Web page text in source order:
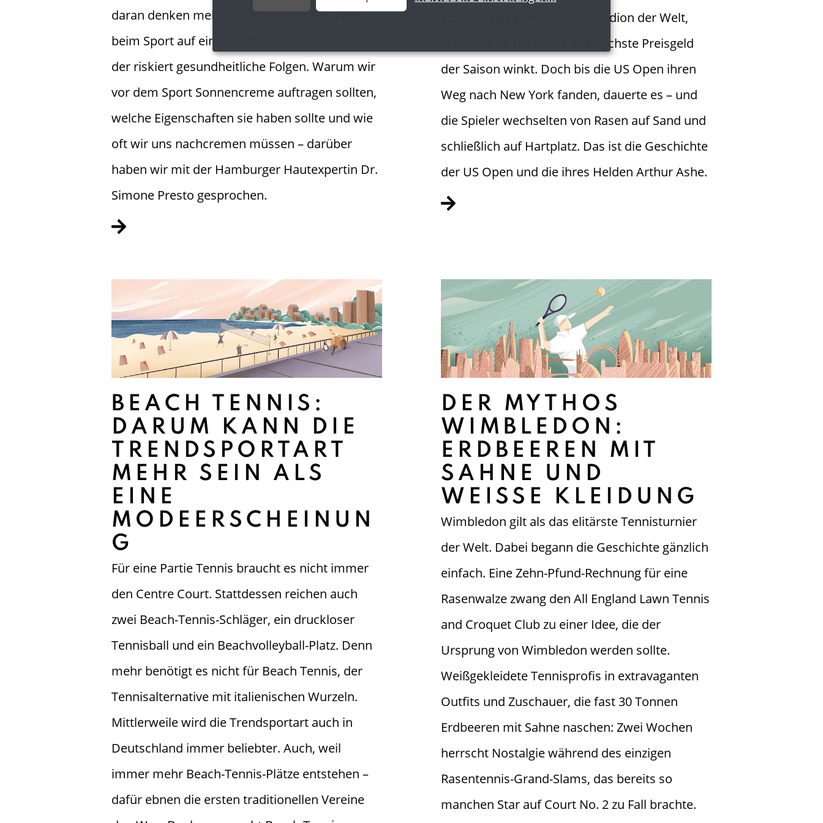
daran denken meist nur die wenigsten. Wer
beim Sport auf einen Sonnenschutz verzichtet,
der riskiert gesundheitliche Folgen. Warum wir
vor dem Sport Sonnencreme auftragen sollten,
welche Eigenschaften sie haben sollte und wie
oft wir uns nachcremen müssen – darüber
haben wir mit der Hamburger Hautexpertin Dr.
Simone Presto gesprochen.
Stadium das größte Tennisstadion der Welt,
während für die Profis das höchste Preisgeld
der Saison winkt. Doch bis die US Open ihren
Weg nach New York fanden, dauerte es – und
die Spieler wechselten von Rasen auf Sand und
schließlich auf Hartplatz. Das ist die Geschichte
der US Open und die ihres Helden Arthur Ashe.
BEACH TENNIS:
DARUM KANN DIE
TRENDSPORTART
MEHR SEIN ALS
EINE
MODEERSCHEINUN
G
Für eine Partie Tennis braucht es nicht immer
den Centre Court. Stattdessen reichen auch
zwei Beach-Tennis-Schläger, ein druckloser
Tennisball und ein Beachvolleyball-Platz. Denn
mehr benötigt es nicht für Beach Tennis, der
Tennisalternative mit italienischen Wurzeln.
Mittlerweile wird die Trendsportart auch in
Deutschland immer beliebter. Auch, weil
immer mehr Beach-Tennis-Plätze entstehen –
dafür ebnen die ersten traditionellen Vereine
DER MYTHOS
WIMBLEDON:
ERDBEEREN MIT
SAHNE UND
WEISSE KLEIDUNG
Wimbledon gilt als das elitärste Tennisturnier
der Welt. Dabei begann die Geschichte gänzlich
einfach. Eine Zehn-Pfund-Rechnung für eine
Rasenwalze zwang den All England Lawn Tennis
and Croquet Club zu einer Idee, die der
Ursprung von Wimbledon werden sollte.
Weißgekleidete Tennisprofis in extravaganten
Outfits und Zuschauer, die fast 30 Tonnen
Erdbeeren mit Sahne naschen: Zwei Wochen
herrscht Nostalgie während des einzigen
Rasentennis-Grand-Slams, das bereits so
manchen Star auf Court No. 2 zu Fall brachte.